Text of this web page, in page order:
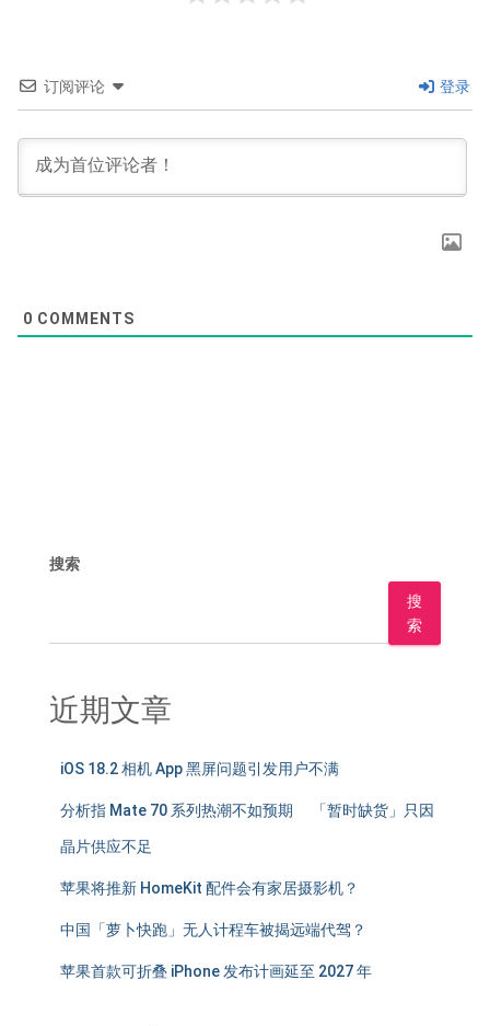
订阅评论 登录
0 COMMENTS
搜索
搜
索
近期文章
iOS 18.2 相机 App 黑屏问题引发用户不满
分析指 Mate 70 系列热潮不如预期 「暂时缺货」只因
晶片供应不足
苹果将推新 HomeKit 配件会有家居摄影机？
中国「萝卜快跑」无人计程车被揭远端代驾？
苹果首款可折叠 iPhone 发布计画延至 2027 年